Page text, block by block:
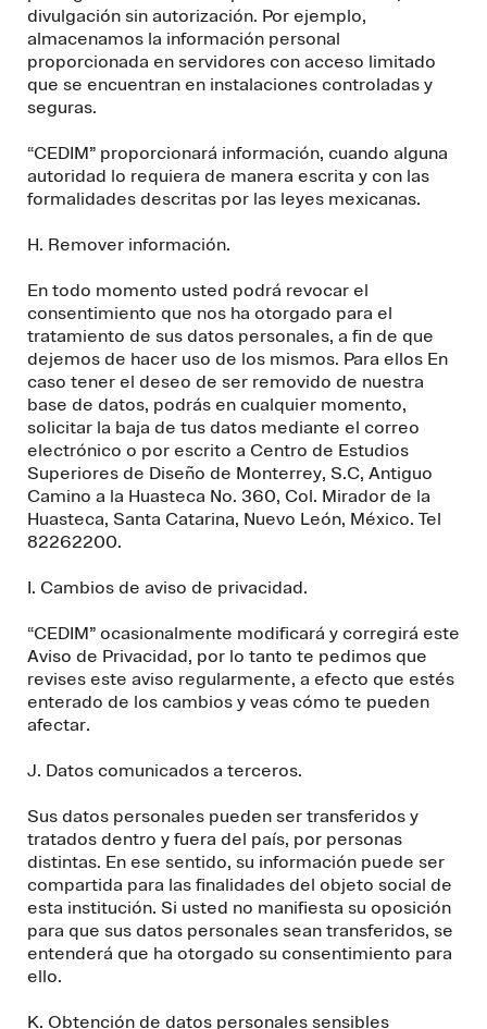
divulgación sin autorización. Por ejemplo,
almacenamos la información personal
proporcionada en servidores con acceso limitado
que se encuentran en instalaciones controladas y
seguras.
“CEDIM” proporcionará información, cuando alguna
autoridad lo requiera de manera escrita y con las
formalidades descritas por las leyes mexicanas.
H. Remover información.
En todo momento usted podrá revocar el
consentimiento que nos ha otorgado para el
tratamiento de sus datos personales, a fin de que
dejemos de hacer uso de los mismos. Para ellos En
caso tener el deseo de ser removido de nuestra
base de datos, podrás en cualquier momento,
solicitar la baja de tus datos mediante el correo
electrónico o por escrito a Centro de Estudios
Superiores de Diseño de Monterrey, S.C, Antiguo
Camino a la Huasteca No. 360, Col. Mirador de la
Huasteca, Santa Catarina, Nuevo León, México. Tel
82262200.
I. Cambios de aviso de privacidad.
“CEDIM” ocasionalmente modificará y corregirá este
Aviso de Privacidad, por lo tanto te pedimos que
revises este aviso regularmente, a efecto que estés
enterado de los cambios y veas cómo te pueden
afectar.
J. Datos comunicados a terceros.
Sus datos personales pueden ser transferidos y
tratados dentro y fuera del país, por personas
distintas. En ese sentido, su información puede ser
compartida para las finalidades del objeto social de
esta institución. Si usted no manifiesta su oposición
para que sus datos personales sean transferidos, se
entenderá que ha otorgado su consentimiento para
ello.
K. Obtención de datos personales sensibles